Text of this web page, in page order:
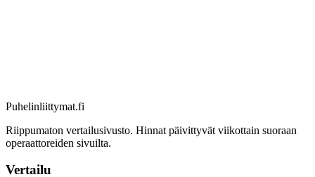
Puhelinliittymat.fi
Riippumaton vertailusivusto. Hinnat päivittyvät viikottain suoraan
operaattoreiden sivuilta.
Vertailu